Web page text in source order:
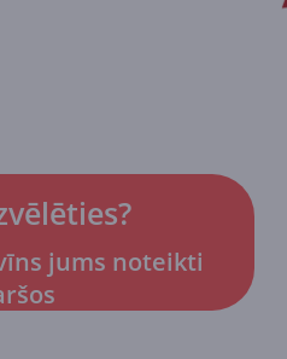
jums noteikti